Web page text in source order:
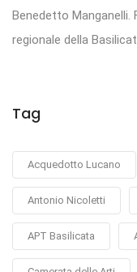
Benedetto Manganelli.
regionale della
Tag
Acquedotto Lucano
Antonio Nicoletti
APT Basilicata